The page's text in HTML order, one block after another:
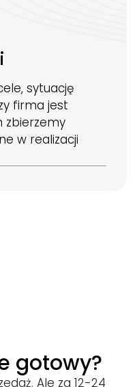
sytuację
firma jest
zbierzemy
w realizacji
gotowy?
Ale za 12-24